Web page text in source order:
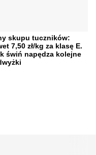
skupu tuczników:
7,50 zł/kg za klasę E.
świń napędza kolejne